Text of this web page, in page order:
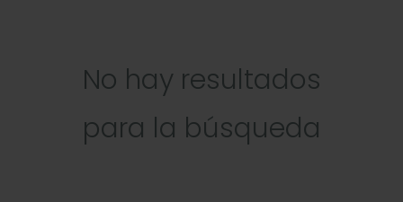
No hay resultados
para la búsqueda